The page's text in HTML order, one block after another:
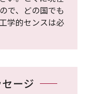
で、どの国でも
学的センスは必
ージ